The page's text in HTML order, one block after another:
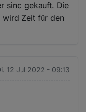
sind gekauft. Die
wird Zeit für den
12 Jul 2022 - 09:13